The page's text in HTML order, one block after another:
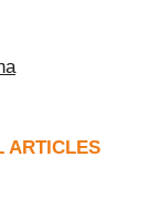
ARTICLES